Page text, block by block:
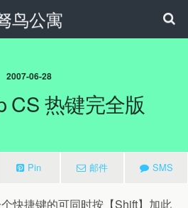
鸟公寓
2007-06-28
CS 热键完全版
Pin 邮件 SMS
快捷键的可同时按【Shift】加此